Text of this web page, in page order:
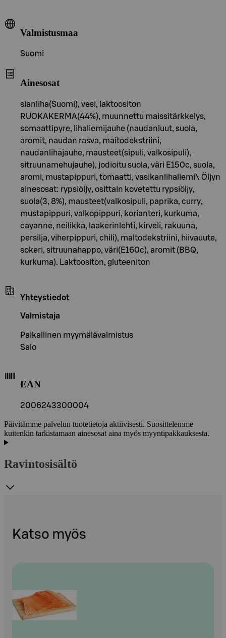
Valmistusmaa
Suomi
Ainesosat
sianliha(Suomi), vesi, laktoositon
RUOKAKERMA(44%), muunnettu maissitärkkelys,
somaattipyre, lihaliemijauhe (naudanluut, suola,
aromit, naudan rasva, maitodekstriini,
naudanlihajauhe, mausteet(sipuli, valkosipuli),
sitruunamehujauhe), jodioitu suola, väri E150c, suola,
aromi, mustapippuri, tomaatti, vasikanlihaliemi\ Öljyn
ainesosat: rypsiöljy, osittain kovetettu rypsiöljy,
suola(3, 8%), mausteet(valkosipuli, paprika, curry,
mustapippuri, valkopippuri, korianteri, kurkuma,
cayanne, neilikka, laakerinlehti, kirveli, rakuuna,
persilja, viherpippuri, chili), maltodekstriini, hiivauute,
sokeri, sitruunahappo, väri(E160c), aromit (BBQ,
kurkuma). Laktoositon, gluteeniton
Yhteystiedot
Valmistaja
Paikallinen myymälävalmistus
Salo
EAN
2006243300004
Päivitämme palvelun tuotetietoja aktiivisesti. Suosittelemme
kuitenkin tarkistamaan ainesosat aina myös myyntipakkauksesta.
Ravintosisältö
Katso myös